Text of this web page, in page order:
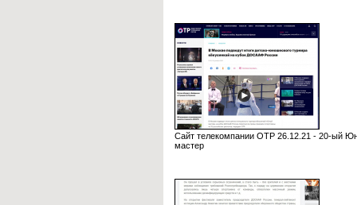
Сайт телекомпании ОТР 26.12.21 - 20-ый
мастер